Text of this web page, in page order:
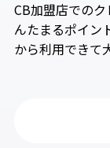
CB加盟店での
んたまるポイン
から利用できて